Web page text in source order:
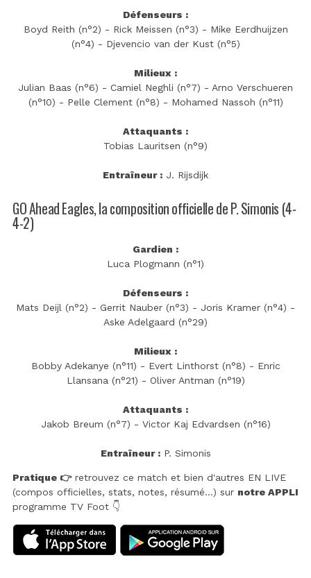
Défenseurs :
Boyd Reith (n°2) - Rick Meissen (n°3) - Mike Eerdhuijzen
(n°4) - Djevencio van der Kust (n°5)
Milieux :
Julian Baas (n°6) - Camiel Neghli (n°7) - Arno Verschueren
(n°10) - Pelle Clement (n°8) - Mohamed Nassoh (n°11)
Attaquants :
Tobias Lauritsen (n°9)
Entraîneur : J. Rijsdijk
GO Ahead Eagles, la composition officielle de P. Simonis (4-
4-2)
Gardien :
Luca Plogmann (n°1)
Défenseurs :
Mats Deijl (n°2) - Gerrit Nauber (n°3) - Joris Kramer (n°4) -
Aske Adelgaard (n°29)
Milieux :
Bobby Adekanye (n°11) - Evert Linthorst (n°8) - Enric
Llansana (n°21) - Oliver Antman (n°19)
Attaquants :
Jakob Breum (n°7) - Victor Kaj Edvardsen (n°16)
Entraîneur :P. Simonis
Pratique 👉retrouvez ce match et bien d'autres EN LIVE
(compos officielles, stats, notes, résumé...) sur notre APPLI
programme TV Foot 👇